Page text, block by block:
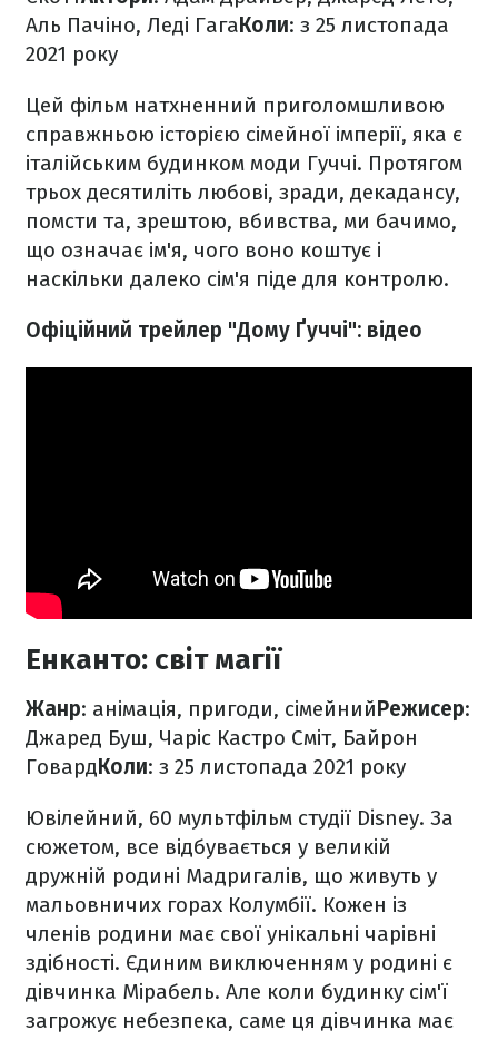
Аль Пачіно, Леді ГагаКоли: з 25 листопада
2021 року
Цей фільм натхненний приголомшливою
справжньою історією сімейної імперії, яка є
італійським будинком моди Гуччі. Протягом
трьох десятиліть любові, зради, декадансу,
помсти та, зрештою, вбивства, ми бачимо,
що означає ім'я, чого воно коштує і
наскільки далеко сім'я піде для контролю.
Офіційний трейлер "Дому Ґуччі": відео
Енканто: світ магії
Жанр: анімація, пригоди, сімейнийРежисер:
Джаред Буш, Чаріс Кастро Сміт, Байрон
ГовардКоли: з 25 листопада 2021 року
Ювілейний, 60 мультфільм студії Disney. За
сюжетом, все відбувається у великій
дружній родині Мадригалів, що живуть у
мальовничих горах Колумбії. Кожен із
членів родини має свої унікальні чарівні
здібності. Єдиним виключенням у родині є
дівчинка Мірабель. Але коли будинку сім'ї
загрожує небезпека, саме ця дівчинка має